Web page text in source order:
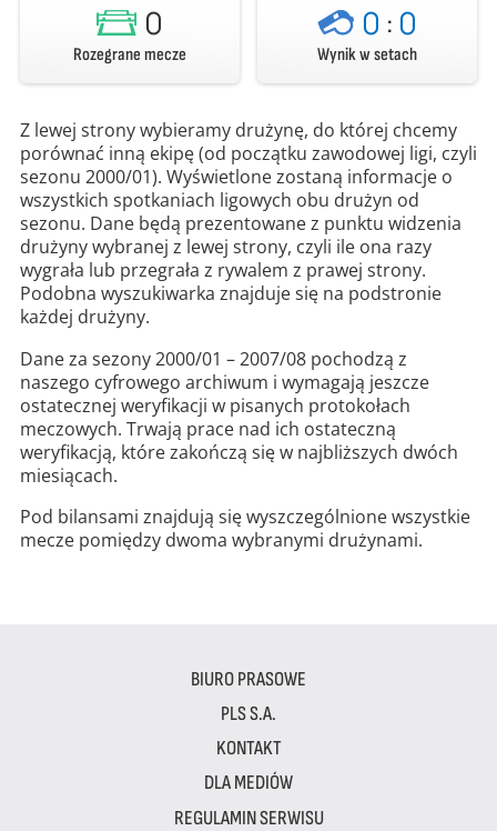
0
Rozegrane mecze
0 : 0
Wynik w setach
Z lewej strony wybieramy drużynę, do której chcemy
porównać inną ekipę (od początku zawodowej ligi, czyli
sezonu 2000/01). Wyświetlone zostaną informacje o
wszystkich spotkaniach ligowych obu drużyn od
sezonu. Dane będą prezentowane z punktu widzenia
drużyny wybranej z lewej strony, czyli ile ona razy
wygrała lub przegrała z rywalem z prawej strony.
Podobna wyszukiwarka znajduje się na podstronie
każdej drużyny.
Dane za sezony 2000/01 – 2007/08 pochodzą z
naszego cyfrowego archiwum i wymagają jeszcze
ostatecznej weryfikacji w pisanych protokołach
meczowych. Trwają prace nad ich ostateczną
weryfikacją, które zakończą się w najbliższych dwóch
miesiącach.
Pod bilansami znajdują się wyszczególnione wszystkie
mecze pomiędzy dwoma wybranymi drużynami.
BIURO PRASOWE
PLS S.A.
KONTAKT
DLA MEDIÓW
REGULAMIN SERWISU